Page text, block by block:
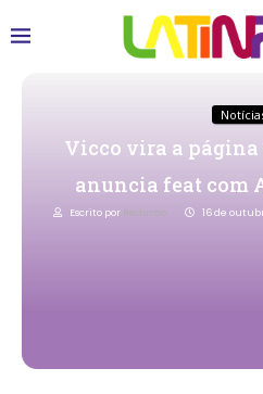
Vicco vira a página
anuncia feat com
Escrito por Redacao 16 de